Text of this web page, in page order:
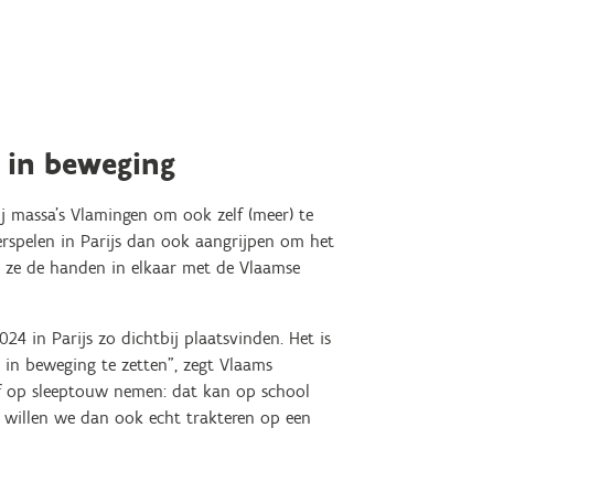
beweging
Vlamingen om ook zelf (meer) te
in Parijs dan ook aangrijpen om het
de handen in elkaar met de Vlaamse
in Parijs zo dichtbij plaatsvinden. Het is
beweging te zetten”, zegt Vlaams
op sleeptouw nemen: dat kan op school
we dan ook echt trakteren op een